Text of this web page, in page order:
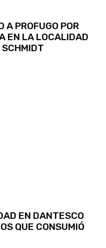
A PROFUGO POR
EN LA LOCALIDAD
SCHMIDT
EN DANTESCO
QUE CONSUMIÓ